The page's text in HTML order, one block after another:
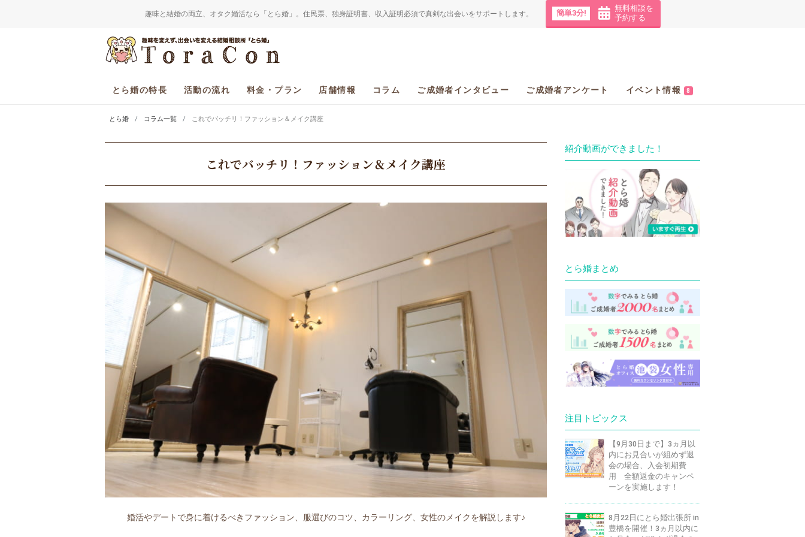
趣味と結婚の両立、オタク婚活なら「とら婚」。住民票、独身証明書、収入証明必須で真剣な出会いをサポートします。 簡単3分!
無料相談を
予約する
とら婚の特長 活動の流れ 料金・プラン 店舗情報 コラム ご成婚者インタビュー ご成婚者アンケート イベント情報 8
とら婚 コラム一覧 これでバッチリ！ファッション＆メイク講座
これでバッチリ！ファッション＆メイク講座
婚活やデートで身に着けるべきファッション、服選びのコツ、カラーリング、女性のメイクを解説します♪
紹介動画ができました！
とら婚まとめ
注目トピックス
【9月30日まで】3ヵ月以
内にお見合いが組めず退
会の場合、入会初期費
用 全額返金のキャンペ
ーンを実施します！
8月22日にとら婚出張所 in
豊橋を開催！3ヵ月以内に